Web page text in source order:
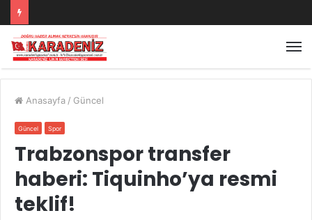
Anasayfa / Güncel
Güncel Spor
Trabzonspor transfer
haberi: Tiquinho’ya resmi
teklif!